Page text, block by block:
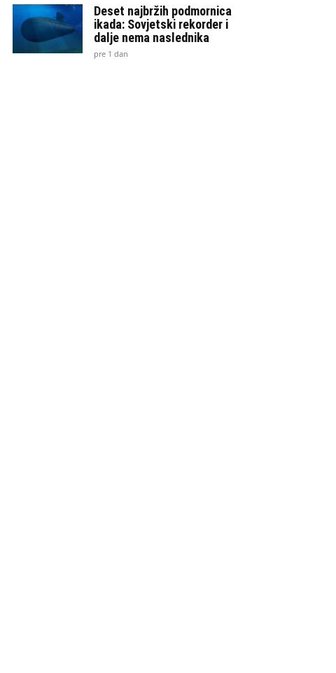
Deset najbržih podmornica
ikada: Sovjetski rekorder i
dalje nema naslednika
pre 1 dan